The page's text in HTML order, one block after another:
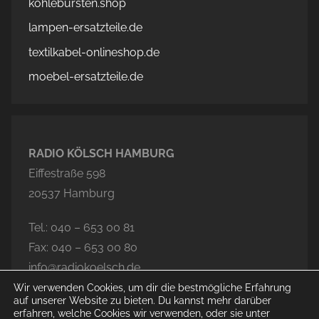
kohlebürsten.shop
lampen-ersatzteile.de
textilkabel-onlineshop.de
moebel-ersatzteile.de
RADIO KÖLSCH HAMBURG
Eiffestraße 598
20537 Hamburg
Tel.: 040 – 653 00 81
Fax: 040 – 653 00 80
info@radiokoelsch.de
Wir verwenden Cookies, um dir die bestmögliche Erfahrung
auf unserer Website zu bieten. Du kannst mehr darüber
erfahren, welche Cookies wir verwenden, oder sie unter